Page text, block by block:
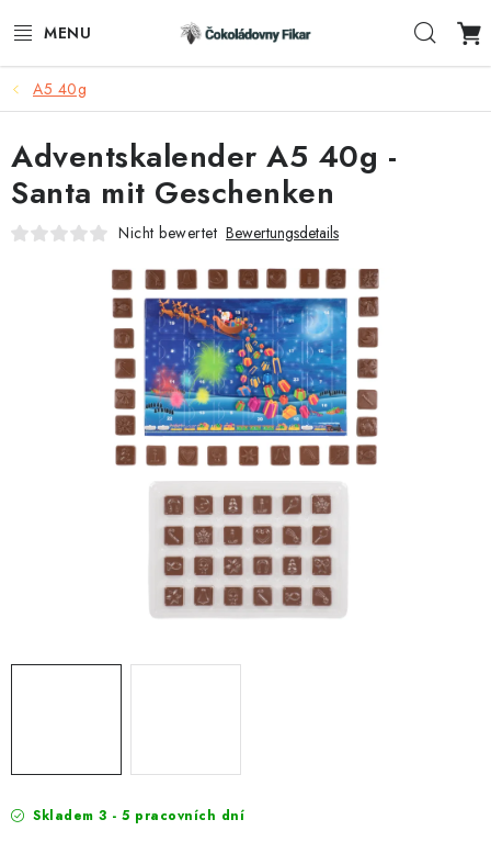
Inhalt
E-SHOP
WERBEARTIKEL
INFORMACE
FUNKČNÍ ČOKOLÁDA
Geschäftsbedingungen
Reklamace
Bedingungen zum Schutz personenbezogener Daten
A5 40g
Skladem 3 - 5 pracovních dní
Adventskalender A5 40g -
Santa mit Geschenken
Nicht bewertet Bewertungsdetails